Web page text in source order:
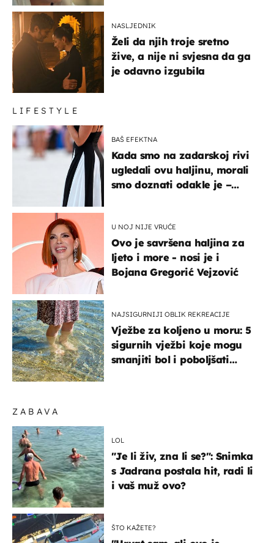
ZABAVA
LOL
"Je li živ, zna li se?": Snimka
s Jadrana postala hit, radi li
i vaš muž ovo?
ŠTO KAŽETE?
NASLJEDNIK
Želi da njih troje sretno
žive, a nije ni svjesna da ga
je odavno izgubila
LIFESTYLE
BAŠ EFEKTNA
Kada smo na zadarskoj rivi
ugledali ovu haljinu, morali
smo doznati odakle je –
U NOJ NIJE VRUĆE
Ovo je savršena haljina za
ljeto i more - nosi je i
Bojana Gregorić Vejzović
NAJSIGURNIJI OBLIK REKREACIJE
Vježbe za koljeno u moru: 5
sigurnih vježbi koje mogu
smanjiti bol i poboljšati